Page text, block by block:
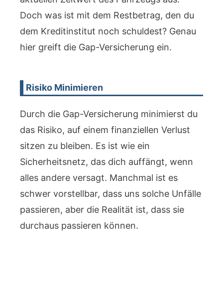
Doch was ist mit dem Restbetrag, den du
dem Kreditinstitut noch schuldest? Genau
hier greift die Gap-Versicherung ein.
Risiko Minimieren
Durch die Gap-Versicherung minimierst du
das Risiko, auf einem finanziellen Verlust
sitzen zu bleiben. Es ist wie ein
Sicherheitsnetz, das dich auffängt, wenn
alles andere versagt. Manchmal ist es
schwer vorstellbar, dass uns solche Unfälle
passieren, aber die Realität ist, dass sie
durchaus passieren können.